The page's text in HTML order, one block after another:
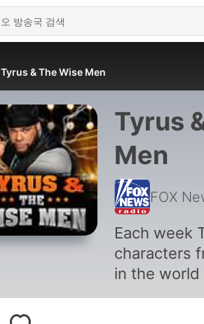
Tyrus & The Wise Men
Tyrus
Men
FOX
Each week
characters
in the
their hot
headlines,